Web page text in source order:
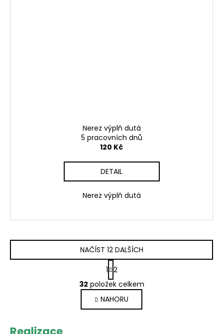
Nerez výplň dutá
5 pracovních dnů
120 Kč
DETAIL
Nerez výplň dutá
O
v
l
á
NAČÍST 12 DALŠÍCH
S
t
r
á
n
k
1 2
32 položek celkem
NAHORU
Realizace